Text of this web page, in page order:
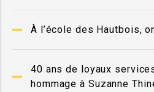
À l’école des Hautbois,
40 ans de loyaux
hommage à Suzanne